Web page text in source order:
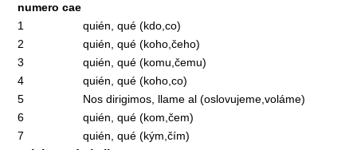
numero cae
1
quién, qué (kdo,co)
2
quién, qué (koho,čeho)
3
quién, qué (komu,čemu)
4
quién, qué (koho,co)
5
Nos dirigimos, llame al (oslovujeme,voláme)
6
quién, qué (kom,čem)
7
quién, qué (kým,čím)